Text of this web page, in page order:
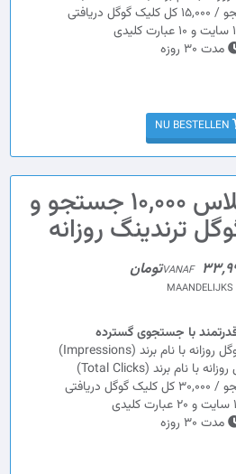
مدت 30 روزه
NU BESTELLEN
بسته طلایی پلاس 10,000 جستجو و
VANAF
MAANDELIJKS
با جستجوی گسترده
مدت 30 روزه